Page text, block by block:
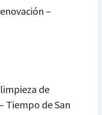
–
de
Tiempo de San